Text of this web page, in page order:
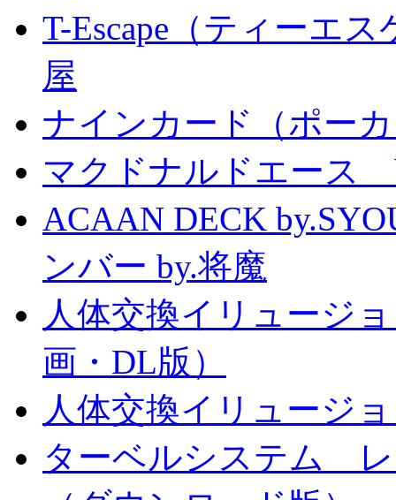
T-Escape（ティーエ
屋
ナインカード（ポー
マクドナルドエース
ACAAN DECK
ンバー by.将魔
人体交換イリュージ
画・DL版）
人体交換イリュージ
ターベルシステム